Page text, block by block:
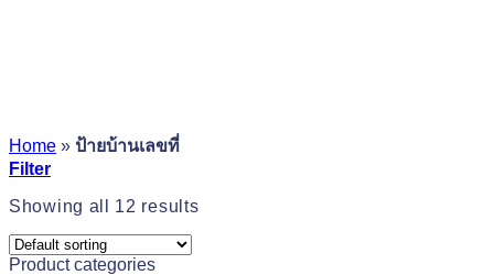
Home » ป้ายบ้านเลขที่
Filter
Showing all 12 results
Product categories